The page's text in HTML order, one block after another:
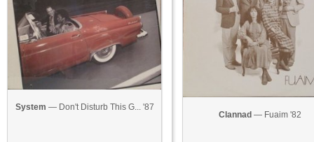
System — Don't Disturb This G... '87
Clannad — Fuaim '82